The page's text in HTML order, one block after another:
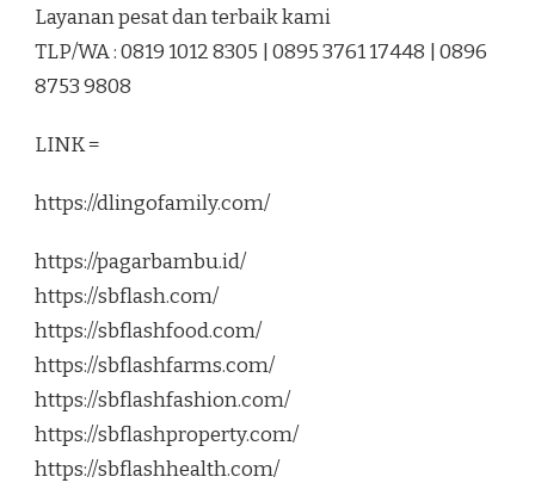
Layanan pesat dan terbaik kami
TLP/WA : 0819 1012 8305 | 0895 3761 17448 | 0896
8753 9808
LINK =
https://dlingofamily.com/
https://pagarbambu.id/
https://sbflash.com/
https://sbflashfood.com/
https://sbflashfarms.com/
https://sbflashfashion.com/
https://sbflashproperty.com/
https://sbflashhealth.com/